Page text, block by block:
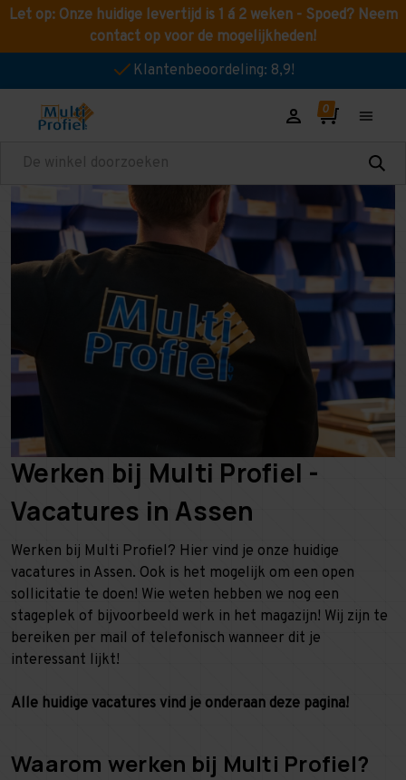
Let op: Onze huidige levertijd is 1 á 2 weken - Spoed? Neem
contact op voor de mogelijkheden!
Klantenbeoordeling: 8,9!
Zoeken
Werken bij Multi Profiel -
Vacatures in Assen
Werken bij Multi Profiel? Hier vind je onze huidige
vacatures in Assen. Ook is het mogelijk om een open
sollicitatie te doen! Wie weten hebben we nog een
stageplek of bijvoorbeeld werk in het magazijn! Wij zijn te
bereiken per mail of telefonisch wanneer dit je
interessant lijkt!
Alle huidige vacatures vind je onderaan deze pagina!
Waarom werken bij Multi Profiel?